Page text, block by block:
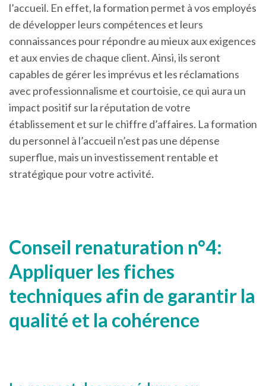
l’accueil. En effet, la formation permet à vos employés
de développer leurs compétences et leurs
connaissances pour répondre au mieux aux exigences
et aux envies de chaque client. Ainsi, ils seront
capables de gérer les imprévus et les réclamations
avec professionnalisme et courtoisie, ce qui aura un
impact positif sur la réputation de votre
établissement et sur le chiffre d’affaires. La formation
du personnel à l’accueil n’est pas une dépense
superflue, mais un investissement rentable et
stratégique pour votre activité.
Conseil renaturation n°4:
Appliquer les fiches
techniques afin de garantir la
qualité et la cohérence